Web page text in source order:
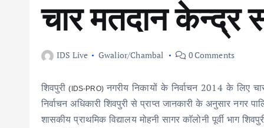
चार मतदान केन्द्र
IDS Live Gwalior/Chambal 0 Comments
शिवपुरी (IDS-PRO) नगरीय निकायों के निर्वाचन 2014 के लिए
निर्वाचन अधिकारी शिवपुरी से प्राप्त जानकारी के अनुसार नगर
शासकीय प्राथमिक विद्यालय मोहनी सागर काॅलोनी पूर्वी भाग